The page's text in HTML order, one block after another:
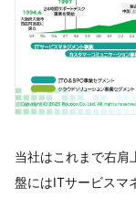
当社はこれまで右肩
盤にはITサービスマ